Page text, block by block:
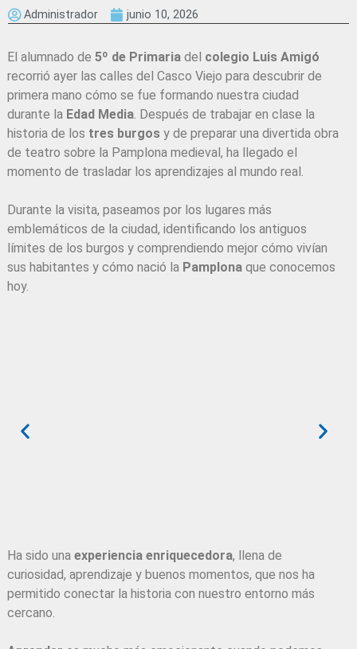
Administrador junio 10, 2026
El alumnado de 5º de Primaria del colegio Luis Amigó
recorrió ayer las calles del Casco Viejo para descubrir de
primera mano cómo se fue formando nuestra ciudad
durante la Edad Media . Después de trabajar en clase la
historia de los tres burgos y de preparar una divertida obra
de teatro sobre la Pamplona medieval, ha llegado el
momento de trasladar los aprendizajes al mundo real.
Durante la visita, paseamos por los lugares más
emblemáticos de la ciudad, identificando los antiguos
límites de los burgos y comprendiendo mejor cómo vivían
sus habitantes y cómo nació la Pamplona que conocemos
hoy.
Ha sido una experiencia enriquecedora, llena de
curiosidad, aprendizaje y buenos momentos, que nos ha
permitido conectar la historia con nuestro entorno más
cercano.